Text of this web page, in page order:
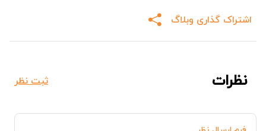
اشتراک گذاری وبلاگ
نظرات ثبت نظر